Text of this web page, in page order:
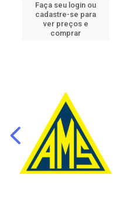
Faça seu login ou
cadastre-se para
ver preços e
comprar